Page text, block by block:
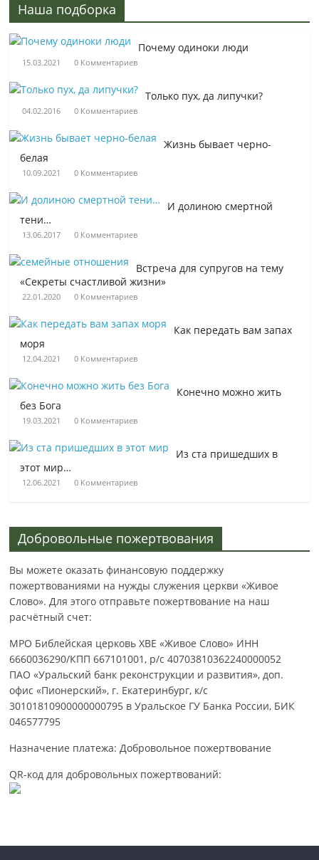
Наша подборка
Почему одиноки люди
15.03.2021 0 Комментариев
Только пух, да липучки?
04.02.2016 0 Комментариев
Жизнь бывает черно-
белая
10.09.2021 0 Комментариев
И долиною смертной
тени…
13.06.2017 0 Комментариев
Встреча для супругов на тему
«Секреты счастливой жизни»
22.01.2020 0 Комментариев
Как передать вам запах
моря
12.04.2021 0 Комментариев
Конечно можно жить
без Бога
19.03.2021 0 Комментариев
Из ста пришедших в
этот мир…
12.06.2021 0 Комментариев
Добровольные пожертвования
Вы можете оказать финансовую поддержку
пожертвованиями на нужды служения церкви «Живое
Слово». Для этого отправьте пожертвование на наш
расчётный счет:
МРО Библейская церковь ХВЕ «Живое Слово» ИНН
6660036290/КПП 667101001, р/с 40703810362240000052
ПАО «Уральский банк реконструкции и развития», доп.
офис «Пионерский», г. Екатеринбург, к/с
30101810900000000795 в Уральское ГУ Банка России, БИК
046577795
Назначение платежа: Добровольное пожертвование
QR-код для добровольных пожертвований: